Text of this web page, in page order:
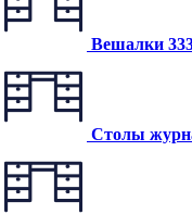
Вешалки
Столы